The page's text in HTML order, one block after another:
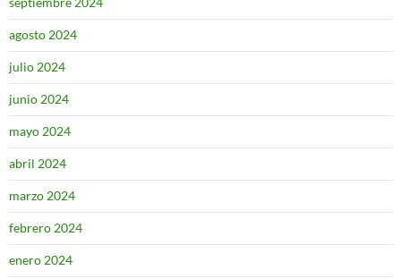
agosto 2024
julio 2024
junio 2024
mayo 2024
abril 2024
marzo 2024
febrero 2024
enero 2024